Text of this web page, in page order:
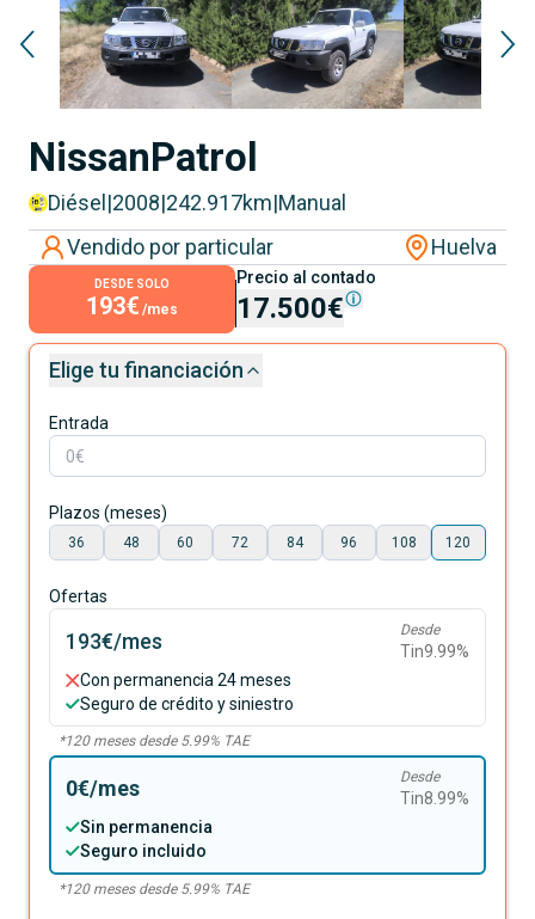
NissanPatrol
Diésel |2008|242.917km|Manual
Vendido por particular
Huelva
DESDE SOLO
193€ /mes
Precio al contado
17.500€
Elige tu financiación
Entrada
Plazos (meses)
36 48 60 72 84 96 108 120
Ofertas
193€/mes Desde
Tin9.99%
Con permanencia 24 meses
Seguro de crédito y siniestro
*120meses desde 5.99% TAE
0€/mes Desde
Tin8.99%
Sin permanencia
Seguro incluido
*120meses desde 5.99% TAE